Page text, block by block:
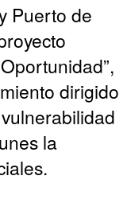
Puerto de
dirigido
la